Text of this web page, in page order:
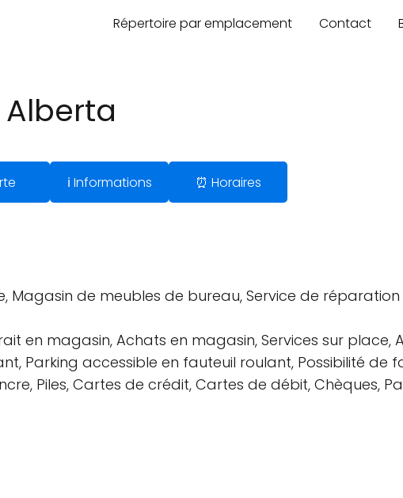
Répertoire par emplacement Contact
ℹ️ Informations ⏰ Horaires
Magasin de meubles de bureau, Service de réparation
en magasin, Achats en magasin, Services sur place,
Parking accessible en fauteuil roulant, Possibilité de
Piles, Cartes de crédit, Cartes de débit, Chèques,